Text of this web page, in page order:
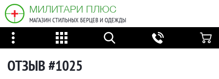
МИЛИТАРИ ПЛЮС
МАГАЗИН СТИЛЬНЫХ БЕРЦЕВ И ОДЕЖДЫ
ОТЗЫВ #1025